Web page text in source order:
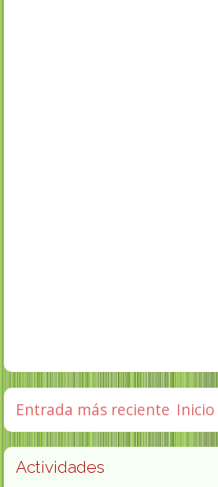
Entrada más reciente Inicio
Actividades